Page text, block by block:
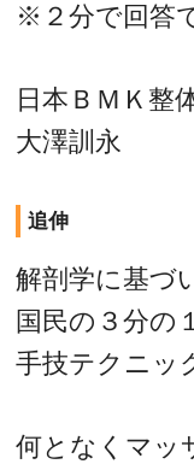
※２分で回答
日本ＢＭＫ
大澤訓永
追伸
解剖学に基づ
国民の３分の
手技テクニッ
何となくマッ